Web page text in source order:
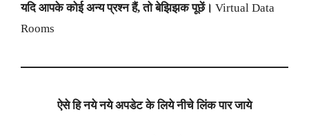
यदि आपके कोई अन्य प्रश्न हैं, तो बेझिझक पूछें। Virtual Data
Rooms
ऐसे हि नये नये अपडेट के लिये नीचे लिंक पार जाये